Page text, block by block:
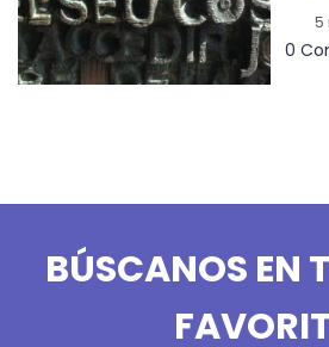
5
0
BÚSCANOS EN